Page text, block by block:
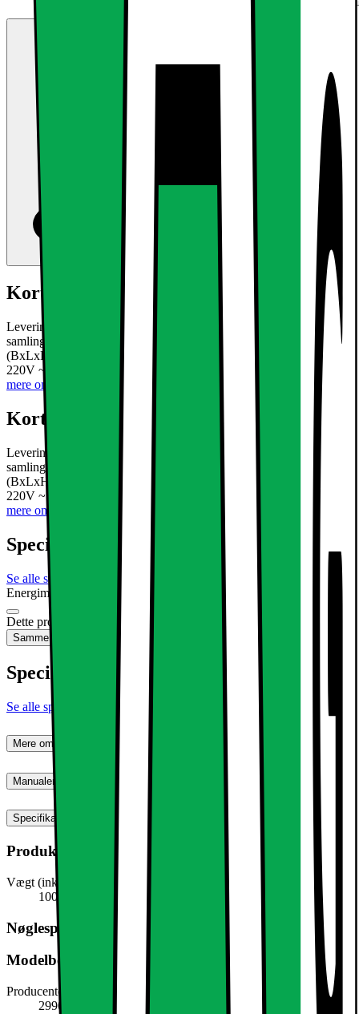
Kort om produktet
Leveringsomfang 9 x LED panel 30x30cm køle hvid 6000K 9 x
samling materiale 9 x transformer Teknisk information: Mål i mm
(BxLxH) 300 x 300 x 10 mm Indgangsspænding dæmpbar: AC
220V ~ 240V Strøm: 12W Flux: 750 lumen IP20: JA Life 2
Læs
mere om produktet
Kort om produktet
Leveringsomfang 9 x LED panel 30x30cm køle hvid 6000K 9 x
samling materiale 9 x transformer Teknisk information: Mål i mm
(BxLxH) 300 x 300 x 10 mm Indgangsspænding dæmpbar: AC
220V ~ 240V Strøm: 12W Flux: 750 lumen IP20: JA Life 2
mere om produktet
Specifikationer
Se alle specifikationer
Energimærkning
Produktdatablad
Dette produkt er ikke tilgængeligt
Sammenlign
Specifikationer
Se alle specifikationer
Mere om produktet
Manualer, downloads, garanti og support
Specifikationer
Produktmål
Vægt (inkl. emballage)
100,0 g
Nøglespecifikation
Modelbeskrivelse
Producentens varenummer
299070019